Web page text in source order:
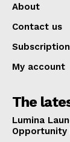
About
Contact us
My account
The
Lumina
Opportunity